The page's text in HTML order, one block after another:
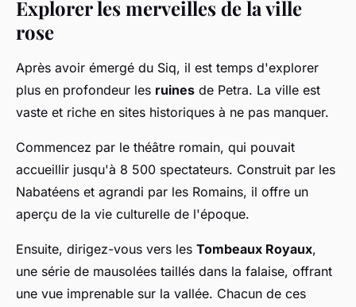
Explorer les merveilles de la ville
rose
Après avoir émergé du Siq, il est temps d'explorer
plus en profondeur les ruines de Petra. La ville est
vaste et riche en sites historiques à ne pas manquer.
Commencez par le théâtre romain, qui pouvait
accueillir jusqu'à 8 500 spectateurs. Construit par les
Nabatéens et agrandi par les Romains, il offre un
aperçu de la vie culturelle de l'époque.
Ensuite, dirigez-vous vers les Tombeaux Royaux,
une série de mausolées taillés dans la falaise, offrant
une vue imprenable sur la vallée. Chacun de ces